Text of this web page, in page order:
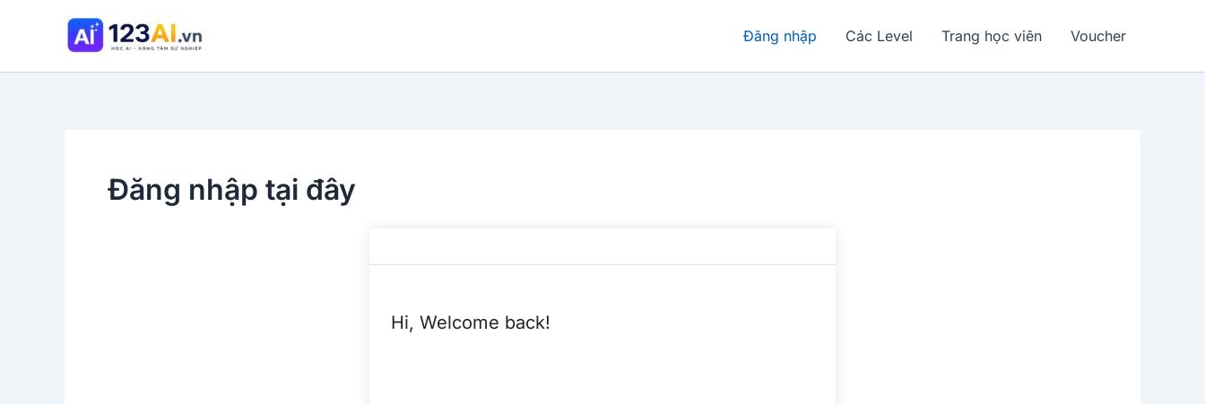
dung
Đăng nhập Các Level Trang học viên Voucher
Đăng nhập tại đây
Hi, Welcome back!